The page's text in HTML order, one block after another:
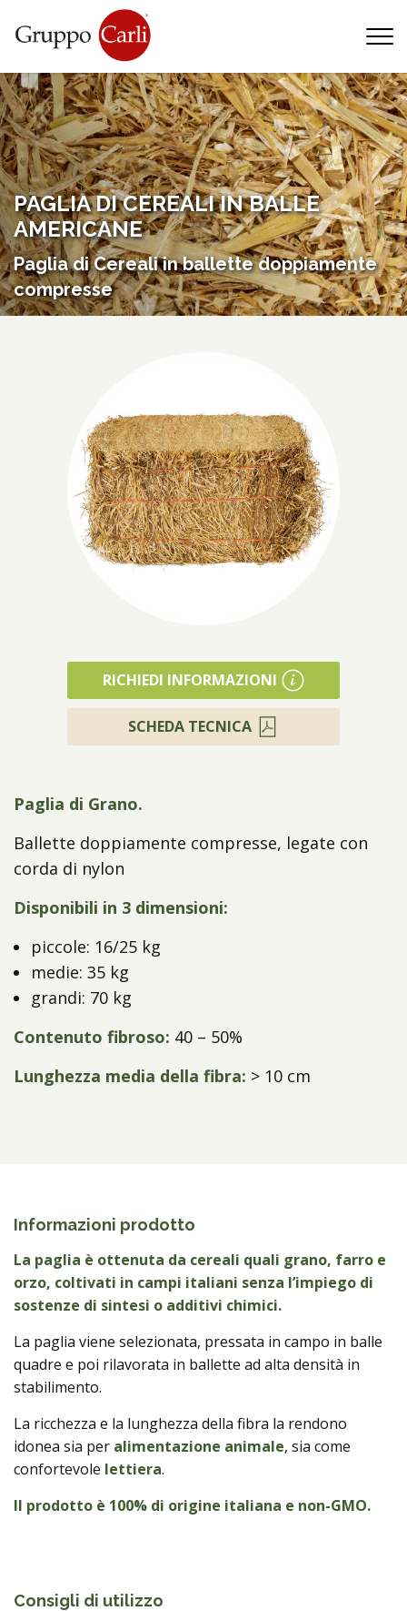
Prodotti
T—info@gruppocarli.com
PAGLIA DI CEREALI IN BALLE
AMERICANE
Paglia di Cereali in ballette doppiamente
compresse
Paglia di Grano.
Ballette doppiamente compresse, legate con
corda di nylon
Disponibili in 3 dimensioni:
piccole: 16/25 kg
medie: 35 kg
grandi: 70 kg
Contenuto fibroso: 40 – 50%
Lunghezza media della fibra: > 10 cm
RICHIEDI INFORMAZIONI
SCHEDA TECNICA
Informazioni prodotto
La paglia è ottenuta da cereali quali grano, farro e
orzo, coltivati in campi italiani senza l’impiego di
sostenze di sintesi o additivi chimici.
La paglia viene selezionata, pressata in campo in balle
quadre e poi rilavorata in ballette ad alta densità in
stabilimento.
La ricchezza e la lunghezza della fibra la rendono
idonea sia per alimentazione animale, sia come
confortevole lettiera.
Il prodotto è 100% di origine italiana e non-GMO.
Consigli di utilizzo